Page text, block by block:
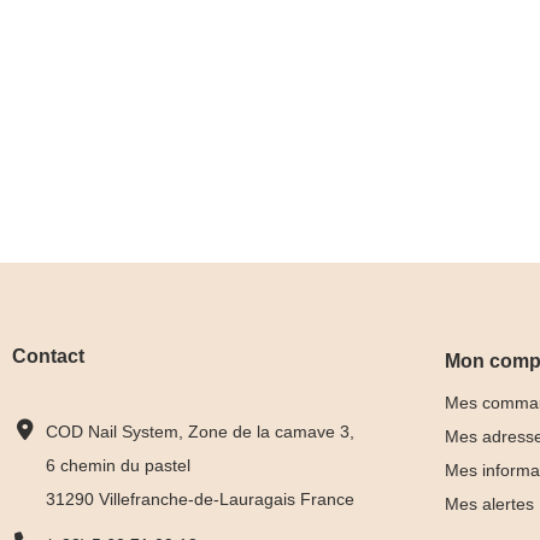
Contact
COD Nail System, Zone de la camave 3,
6 chemin du pastel
31290 Villefranche-de-Lauragais France
Mon
Mes
Mes
Mes
Mes alertes